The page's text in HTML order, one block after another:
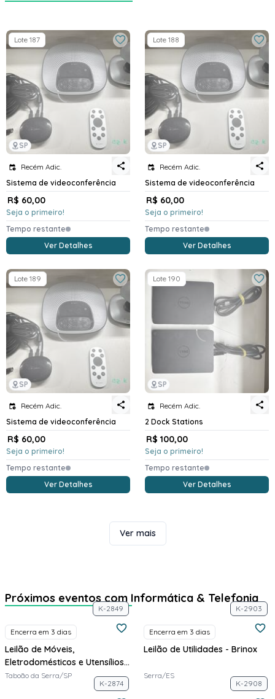
SP
Lote 187
Recém Adic.
Sistema de videoconferência
R$ 60,00
Seja o primeiro!
Tempo restante
Ver Detalhes
SP
Lote 188
Recém Adic.
Sistema de videoconferência
R$ 60,00
Seja o primeiro!
Tempo restante
Ver Detalhes
SP
Lote 189
Recém Adic.
Sistema de videoconferência
R$ 60,00
Seja o primeiro!
Tempo restante
Ver Detalhes
SP
Lote 190
Recém Adic.
2 Dock Stations
R$ 100,00
Seja o primeiro!
Tempo restante
Ver Detalhes
Ver mais
Próximos eventos com Informática & Telefonia
K-2849
Encerra em 3 dias
Leilão de Móveis,
Eletrodomésticos e Utensílios -
Galpão Kwara
Taboão da Serra/SP
K-2903
Encerra em 3 dias
Leilão de Utilidades - Brinox
Serra/ES
K-2874
K-2908